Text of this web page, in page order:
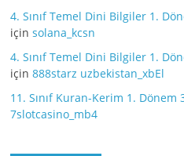
4. Sınıf Temel Dini Bilgiler 1.
içinsolana_kcsn
4. Sınıf Temel Dini Bilgiler 1.
için888starz uzbekistan_xbEl
11. Sınıf Kuran-Kerim 1. Dönem
7slotcasino_mb4